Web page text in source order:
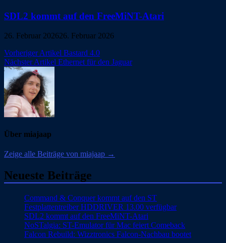
SDL2 kommt auf den FreeMiNT-Atari
26. Februar 202626. Februar 2026
Beitragsnavigation
Vorheriger Artikel Bastard 4.0
Nächster Artikel Ethernet für den Jaguar
Über miajaap
Zeige alle Beiträge von miajaap →
Neueste Beiträge
Command & Conquer kommt auf den ST
Festplattentreiber HDDRIVER 13.00 verfügbar
SDL2 kommt auf den FreeMiNT-Atari
NoSTalgia: ST-Emulator für Mac feiert Comeback
Falcon Rebuild: Wizztronics Falcon-Nachbau bootet